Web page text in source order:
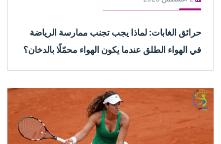
حرائق الغابات: لماذا يجب تجنب ممارسة الرياضة
في الهواء الطلق عندما يكون الهواء محمّلًا بالدخان؟